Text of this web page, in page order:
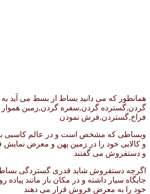
همانطور که می دانید بساط از بسط می آید
گردن,گسترده گردن,سفره گردن,زمبن
فراخ,گستردن,فرش نمودن
وبساطی که مشخص است و در عالم کاسبی
و کالایی خود را در زمین پهن و معرض
و دستفروش می گفتند
اگرچه دستفروش شاید قدری گستردگی بساط
جایگاه سیار داشته و در مکان باز مانند پیاده
خود را به معرض فروش قرار می دهند